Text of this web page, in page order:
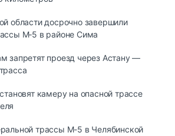
области досрочно завершили
М‑5 в районе Сима
запретят проезд через Астану —
камеру на опасной трассе
трассы М-5 в Челябинской